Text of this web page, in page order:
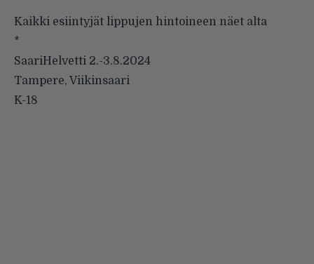
Kaikki esiintyjät lippujen hintoineen näet alta
*
SaariHelvetti 2.-3.8.2024
Tampere, Viikinsaari
K-18